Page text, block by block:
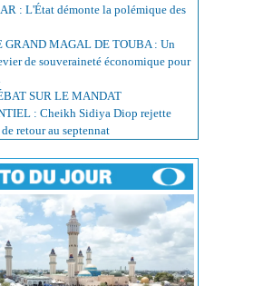
: L'État démonte la polémique des
GRAND MAGAL DE TOUBA : Un
de souveraineté économique pour
SUR LE MANDAT
: Cheikh Sidiya Diop rejette
retour au septennat